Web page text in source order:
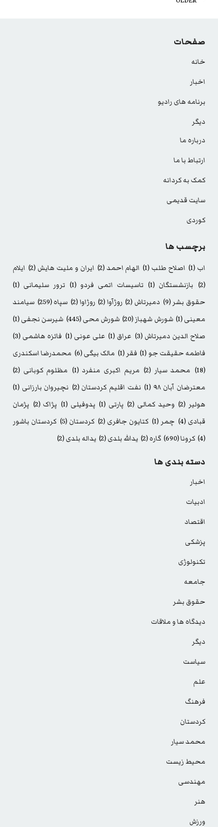
صفحات
خانه
اخبار
برنامه های رادیو
دیگر
درباره ما
ارتباط با ما
کمک به کردانه
سایت قدیمی
کوردی
برچسب ها
اب (1) اصلاح طلب (1) الهام احمد(2) ایران و ملیت هایش (2)
ایلام
(2)
بازنشستگان (1) تاسیسات اتمی فردو (1) ترور سلیمانی (1)
حقوق بشر (9) دمیرتاش (2) روژآوا(2) روژاوا(2) سپاه(259)
سیامند
معینی(1) شورش شهباز(20) شورش محی(445) شیرسن نجفی(1)
صلاح الدین دمیرتاش (3) عراق (1) علی عونی (1) فائزه هاشمی (3)
فاطمه حقیقت جو (1) فقر (1) مالک بیگی(6)
محمدرضا اسکندری
(18)
محمد سیار (2) مریم اکبری منفرد (1) مظلوم کوبانی (2)
معترضان آبان ۹۸
(1) نفت اقلیم کردستان (2) نچیروان بارزانی (1)
هولیر (2) وحید کمالی (2) پارتی (1) پدوفیلی (1) پژاک (2)
پژمان
قبادی (4) چمر (1) کتایون جافری (2) کردستان (5)
کردستان باشور
(4)
کرونا(690) گاره(2) یدالله بلدی(2) یداله بلدی(2)
دسته بندی ها
اخبار
ادبیات
اقتصاد
پزشکی
تکنولوژی
جامعه
حقوق بشر
دیدگاه ها و ملاقات
دیگر
سیاست
علم
فرهنگ
کردستان
محمد سیار
محیط زیست
مهندسی
هنر
ورزش